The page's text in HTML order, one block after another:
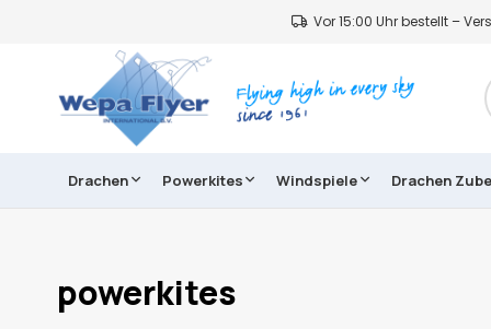
Vor 15:00 Uhr bestellt –
Drachen Powerkites Windspiele Drachen
powerkites